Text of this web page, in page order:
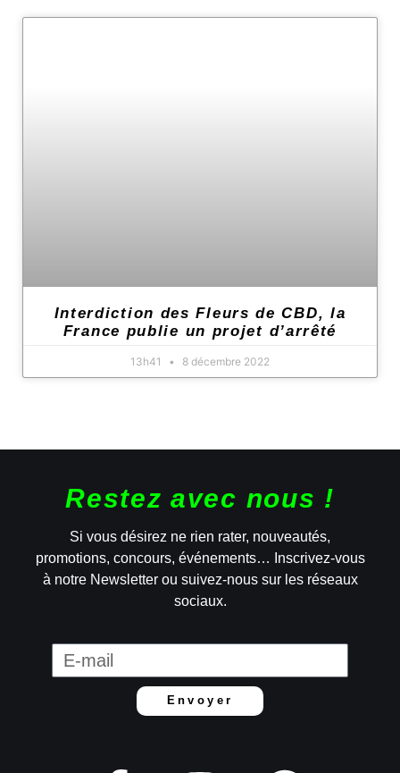
Interdiction des Fleurs de CBD, la
France publie un projet d’arrêté
13h41 8 décembre 2022
Restez avec nous !
Si vous désirez ne rien rater, nouveautés,
promotions, concours, événements… Inscrivez-vous
à notre Newsletter ou suivez-nous sur les réseaux
sociaux.
Envoyer